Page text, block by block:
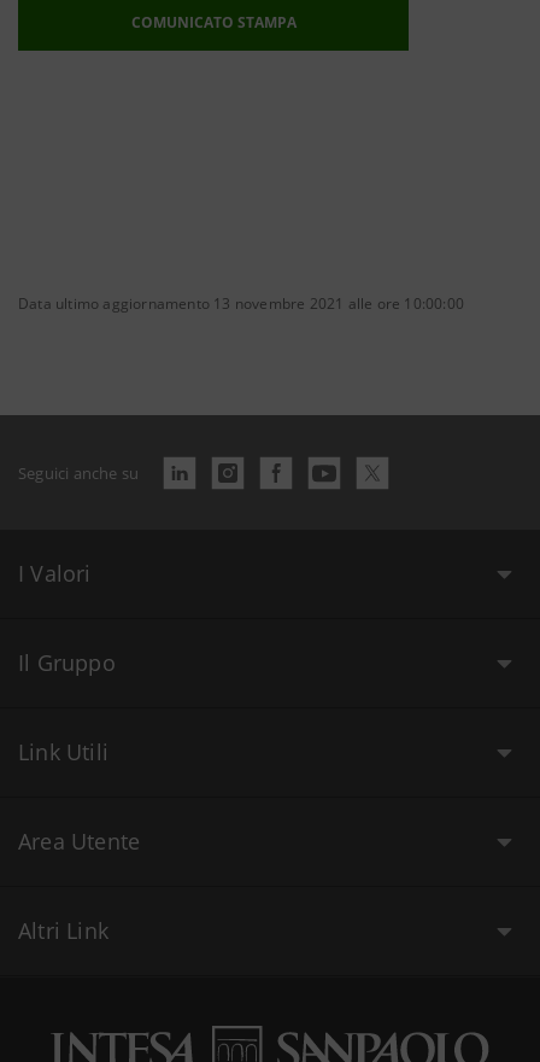
COMUNICATO STAMPA
Data ultimo aggiornamento 13 novembre 2021 alle ore 10:00:00
Seguici anche su
I Valori
Il Gruppo
Link Utili
Area Utente
Altri Link